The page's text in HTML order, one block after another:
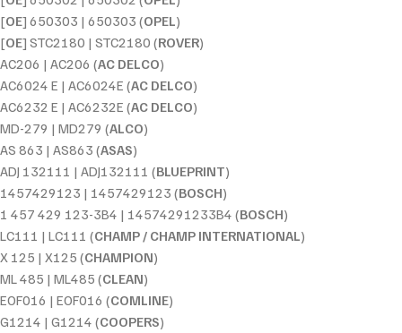
[OE] 650303 | 650303 (OPEL)
[OE] STC2180 | STC2180 (ROVER)
AC206 | AC206 (AC DELCO)
AC6024 E | AC6024E (AC DELCO)
AC6232 E | AC6232E (AC DELCO)
MD-279 | MD279 (ALCO)
AS 863 | AS863 (ASAS)
ADJ 132111 | ADJ132111 (BLUEPRINT)
1457429123 | 1457429123 (BOSCH)
1 457 429 123-3B4 | 14574291233B4 (BOSCH)
LC111 | LC111 (CHAMP / CHAMP INTERNATIONAL)
X 125 | X125 (CHAMPION)
ML 485 | ML485 (CLEAN)
EOF016 | EOF016 (COMLINE)
G1214 | G1214 (COOPERS)